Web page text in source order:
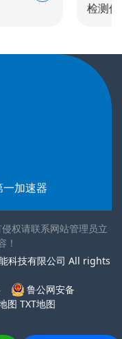
检测仪
加速器
权请联系网站管理员立
！
科技有限公司 All rights
鲁公网安备
图 TXT地图